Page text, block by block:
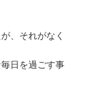
、それがなく
日を過ごす事